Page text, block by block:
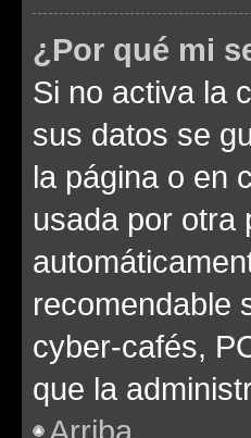
¿Por qué mi
Si no activa la
sus datos se
la página o en
usada por otra
recomendable
cyber-cafés,
que la
Arriba